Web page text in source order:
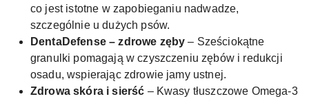
co jest istotne w zapobieganiu nadwadze,
szczególnie u dużych psów.
DentaDefense – zdrowe zęby – Sześciokątne
granulki pomagają w czyszczeniu zębów i redukcji
osadu, wspierając zdrowie jamy ustnej.
Zdrowa skóra i sierść – Kwasy tłuszczowe Omega-3